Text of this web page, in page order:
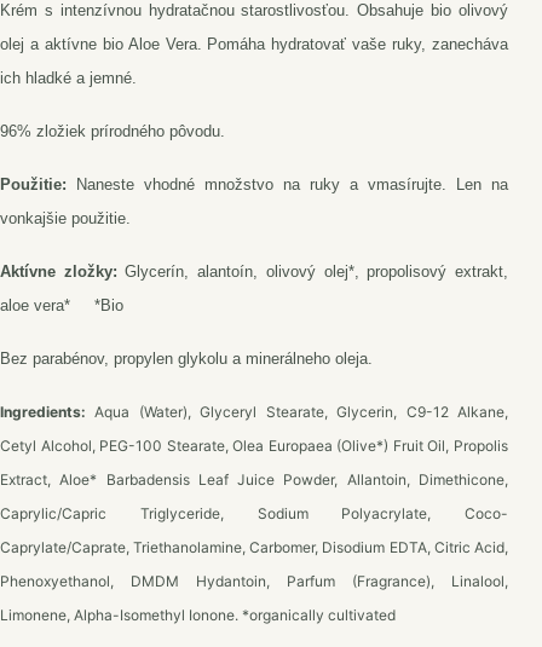
Krém s intenzívnou hydratačnou starostlivosťou. Obsahuje bio olivový
olej a aktívne bio Aloe Vera. Pomáha hydratovať vaše ruky, zanecháva
ich hladké a jemné.
96% zložiek prírodného pôvodu.
Použitie:
Naneste vhodné množstvo na ruky a vmasírujte. Len na
vonkajšie použitie.
Aktívne zložky: Glycerín, alantoín, olivový olej*, propolisový extrakt,
aloe vera* *Bio
Bez parabénov, propylen glykolu a minerálneho oleja.
Ingredients: Aqua (Water), Glyceryl Stearate, Glycerin, C9-12 Alkane,
Cetyl Alcohol, PEG-100 Stearate, Olea Europaea (Olive*) Fruit Oil, Propolis
Extract, Aloe* Barbadensis Leaf Juice Powder, Allantoin, Dimethicone,
Caprylic/Capric Triglyceride, Sodium Polyacrylate, Coco-
Caprylate/Caprate, Triethanolamine, Carbomer, Disodium EDTA, Citric Acid,
Phenoxyethanol, DMDM Hydantoin, Parfum (Fragrance), Linalool,
Limonene, Alpha-Isomethyl Ionone. *organically cultivated